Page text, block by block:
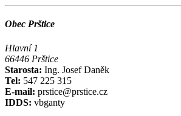
Obec Prštice
Hlavní 1
66446 Prštice
Starosta: Ing. Josef Daněk
Tel: 547 225 315
E-mail: prstice@prstice.cz
IDDS: vbganty